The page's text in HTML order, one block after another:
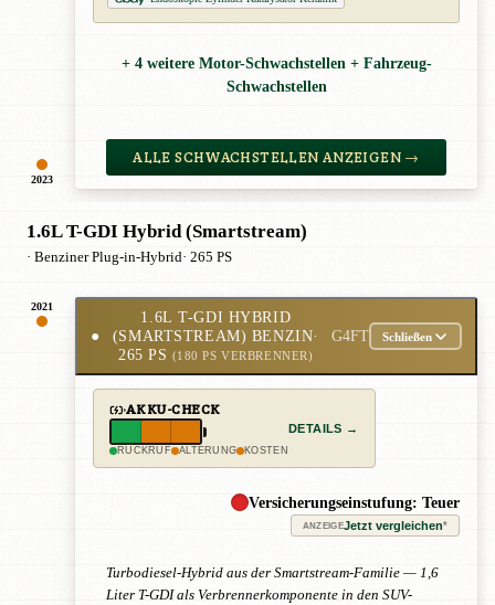
2023
+ 4 weitere Motor-Schwachstellen + Fahrzeug-
Schwachstellen
ALLE SCHWACHSTELLEN ANZEIGEN →
1.6L T-GDI Hybrid (Smartstream)
· Benziner Plug-in-Hybrid· 265 PS
2021
●
1.6L T-GDI HYBRID
(SMARTSTREAM) BENZIN·
265 PS (180 PS VERBRENNER)
G4FT Schließen
AKKU-CHECK
RÜCKRUF ALTERUNG KOSTEN
DETAILS →
Versicherungseinstufung: Teuer
ANZEIGEJetzt vergleichen*
Turbodiesel-Hybrid aus der Smartstream-Familie — 1,6
Liter T-GDI als Verbrennerkomponente in den SUV-